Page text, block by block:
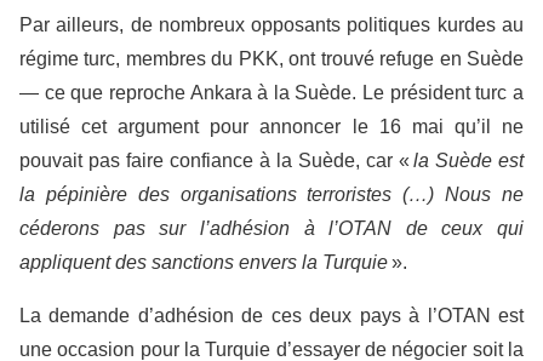
Par ailleurs, de nombreux opposants politiques kurdes au
régime turc, membres du PKK, ont trouvé refuge en Suède
— ce que reproche Ankara à la Suède. Le président turc a
utilisé cet argument pour annoncer le 16 mai qu’il ne
pouvait pas faire confiance à la Suède, car « la Suède est
la pépinière des organisations terroristes (…) Nous ne
céderons pas sur l’adhésion à l’OTAN de ceux qui
appliquent des sanctions envers la Turquie».
La demande d’adhésion de ces deux pays à l’OTAN est
une occasion pour la Turquie d’essayer de négocier soit la